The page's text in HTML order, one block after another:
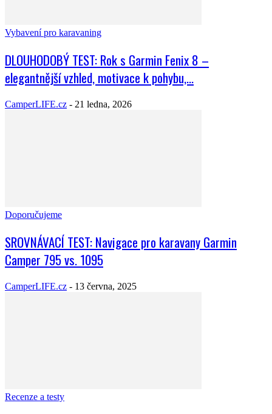
Vybavení pro karavaning
DLOUHODOBÝ TEST: Rok s Garmin Fenix 8 –
elegantnější vzhled, motivace k pohybu,...
CamperLIFE.cz - 21 ledna, 2026
Doporučujeme
SROVNÁVACÍ TEST: Navigace pro karavany Garmin
Camper 795 vs. 1095
CamperLIFE.cz - 13 června, 2025
Recenze a testy